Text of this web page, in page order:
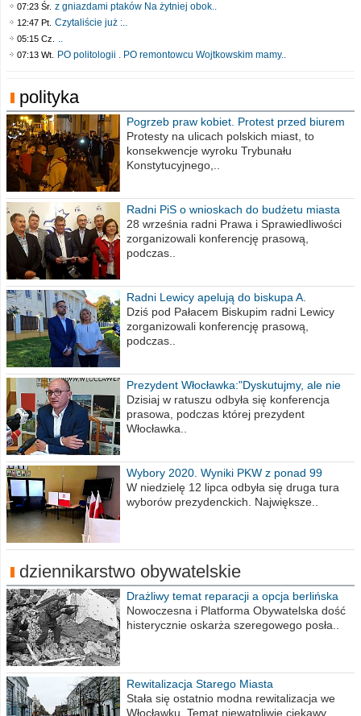
07:23 Śr. z gniazdami ptaków Na żytniej obok..
12:47 Pt. Czytaliście już :..
05:15 Cz. ..
07:13 Wt. PO politologii . PO remontowcu Wojtkowskim mamy..
polityka
Pogrzeb praw kobiet. Protest przed biurem
poselskim PiS
Protesty na ulicach polskich miast, to
konsekwencje wyroku Trybunału
Konstytucyjnego,..
Radni PiS o wnioskach do budżetu miasta
na 2021 rok
28 września radni Prawa i Sprawiedliwości
zorganizowali konferencję prasową,
podczas..
Radni Lewicy apelują do biskupa A.
Wiesława Meringa
Dziś pod Pałacem Biskupim radni Lewicy
zorganizowali konferencję prasową,
podczas..
Prezydent Włocławka:"Dyskutujmy, ale nie
obrażajmy się”
Dzisiaj w ratuszu odbyła się konferencja
prasowa, podczas której prezydent
Włocławka..
Wybory 2020. Wyniki PKW z ponad 99
procent obwodów
W niedzielę 12 lipca odbyła się druga tura
wyborów prezydenckich. Największe..
dziennikarstwo obywatelskie
Drażliwy temat reparacji a opcja berlińska
Nowoczesna i Platforma Obywatelska dość
histerycznie oskarża szeregowego posła..
Rewitalizacja Starego Miasta
Stała się ostatnio modna rewitalizacja we
Włocławku. Temat niewątpliwie ciekawy...